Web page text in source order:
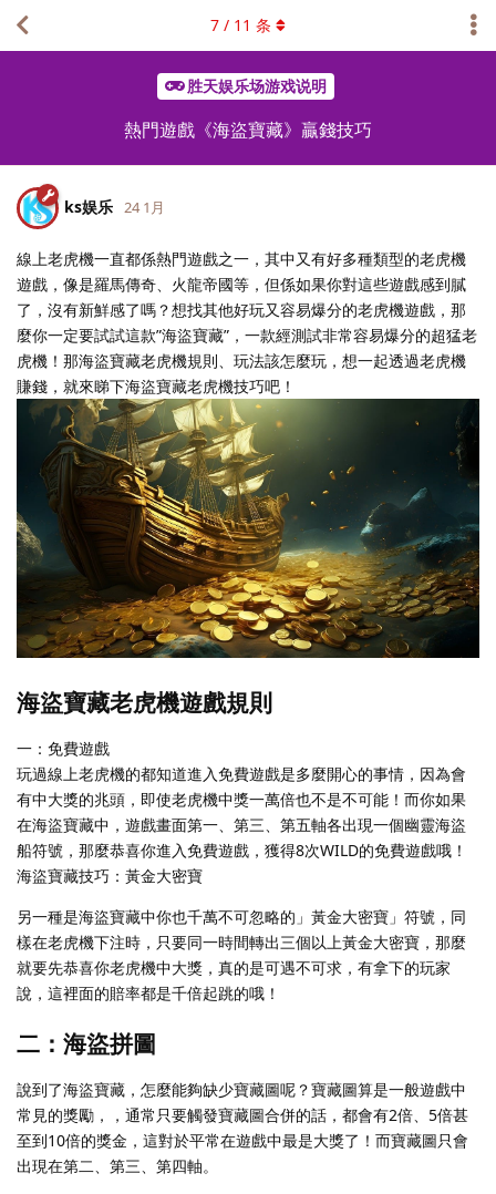
胜天娱乐场游戏说明
熱門遊戲《海盜寶藏》贏錢技巧
7 / 11 条
ks娱乐 24 1月
線上老虎機一直都係熱門遊戲之一，其中又有好多種類型的老虎機
遊戲，像是羅馬傳奇、火龍帝國等，但係如果你對這些遊戲感到膩
了，沒有新鮮感了嗎？想找其他好玩又容易爆分的老虎機遊戲，那
麼你一定要試試這款”海盜寶藏”，一款經測試非常容易爆分的超猛老
虎機！那海盜寶藏老虎機規則、玩法該怎麼玩，想一起透過老虎機
賺錢，就來睇下海盜寶藏老虎機技巧吧！
海盜寶藏老虎機遊戲規則
一：免費遊戲
玩過線上老虎機的都知道進入免費遊戲是多麼開心的事情，因為會
有中大獎的兆頭，即使老虎機中獎一萬倍也不是不可能！而你如果
在海盜寶藏中，遊戲畫面第一、第三、第五軸各出現一個幽靈海盜
船符號，那麼恭喜你進入免費遊戲，獲得8次WILD的免費遊戲哦！
海盜寶藏技巧：黃金大密寶
另一種是海盜寶藏中你也千萬不可忽略的」黃金大密寶」符號，同
樣在老虎機下注時，只要同一時間轉出三個以上黃金大密寶，那麼
就要先恭喜你老虎機中大獎，真的是可遇不可求，有拿下的玩家
說，這裡面的賠率都是千倍起跳的哦！
二：海盜拼圖
說到了海盜寶藏，怎麼能夠缺少寶藏圖呢？寶藏圖算是一般遊戲中
常見的獎勵，，通常只要觸發寶藏圖合併的話，都會有2倍、5倍甚
至到10倍的獎金，這對於平常在遊戲中最是大獎了！而寶藏圖只會
出現在第二、第三、第四軸。